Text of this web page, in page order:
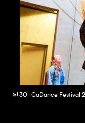
30- CaDance Festival